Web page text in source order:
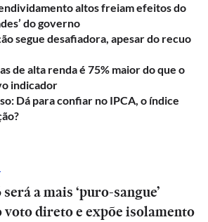
altos freiam efeitos do
do governo
segue desafiadora, apesar do recuo
de alta renda é 75% maior do que o
indicador
Dá para confiar no IPCA, o índice
a mais ‘puro-sangue’
voto direto e expõe isolamento